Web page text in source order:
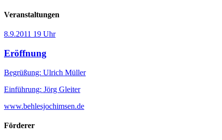
Veranstaltungen
8.9.2011 19 Uhr
Eröffnung
Begrüßung: Ulrich Müller
Einführung: Jörg Gleiter
www.behlesjochimsen.de
Förderer